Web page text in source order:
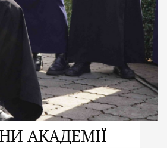
Читати більше
АКАДЕМІЇ